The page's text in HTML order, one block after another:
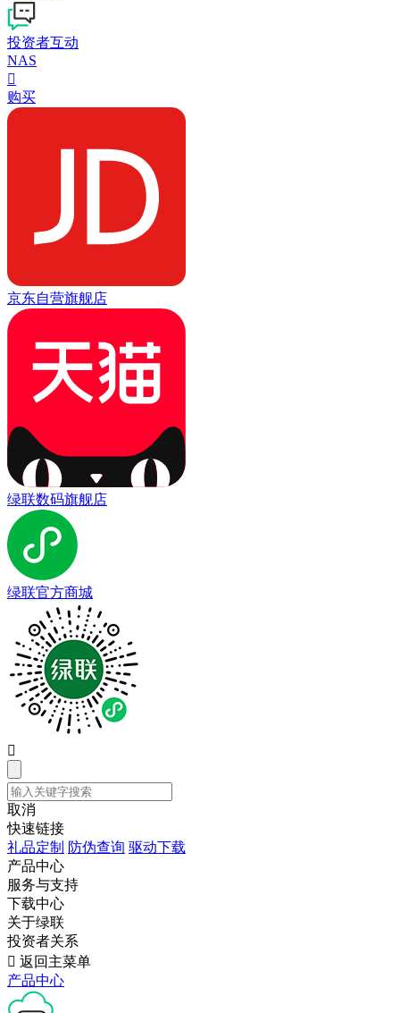
投资者互动
NAS

购买
京东自营旗舰店
绿联数码旗舰店
绿联官方商城

取消
快速链接
礼品定制 防伪查询 驱动下载
产品中心
服务与支持
下载中心
关于绿联
投资者关系
 返回主菜单
产品中心